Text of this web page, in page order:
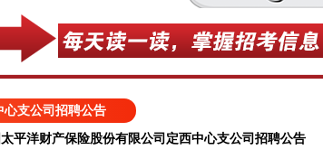
心支公司招聘公告
平洋财产保险股份有限公司定西中心支公司招聘公告